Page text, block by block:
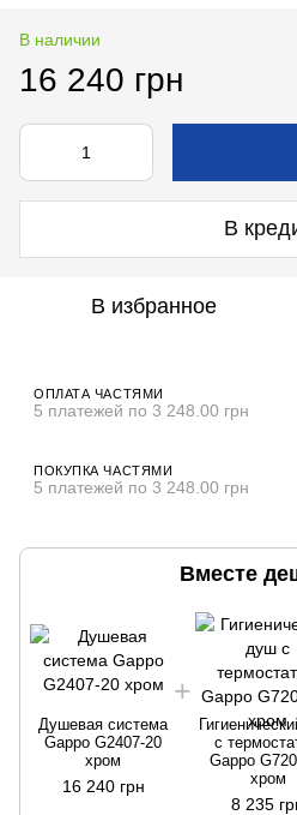
В наличии
16 240 грн
В
В избранное
ОПЛАТА ЧАСТЯМИ
5 платежей по 3 248.00 грн
ПОКУПКА ЧАСТЯМИ
5 платежей по 3 248.00 грн
Вместе
Душевая система
Gappo G2407-20
хром
16 240 грн
с
Gappo
хром
8 235